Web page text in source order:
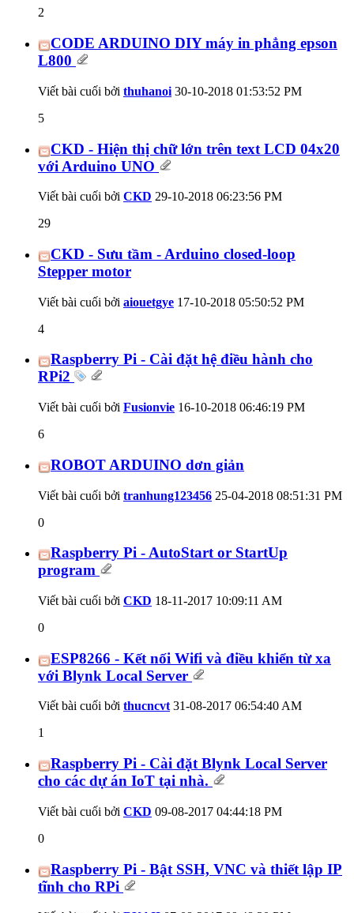
2
CODE ARDUINO DIY máy in phẳng epson
L800
Viết bài cuối bởi thuhanoi 30-10-2018 01:53:52 PM
5
CKD - Hiện thị chữ lớn trên text LCD 04x20
với Arduino UNO
Viết bài cuối bởi CKD 29-10-2018 06:23:56 PM
29
CKD - Sưu tầm - Arduino closed-loop
Stepper motor
Viết bài cuối bởi aiouetgye 17-10-2018 05:50:52 PM
4
Raspberry Pi - Cài đặt hệ điều hành cho
RPi2
Viết bài cuối bởi Fusionvie 16-10-2018 06:46:19 PM
6
ROBOT ARDUINO dơn giản
Viết bài cuối bởi tranhung123456 25-04-2018 08:51:31 PM
0
Raspberry Pi - AutoStart or StartUp
program
Viết bài cuối bởi CKD 18-11-2017 10:09:11 AM
0
ESP8266 - Kết nối Wifi và điều khiển từ xa
với Blynk Local Server
Viết bài cuối bởi thucncvt31-08-2017 06:54:40 AM
1
Raspberry Pi - Cài đặt Blynk Local Server
cho các dự án IoT tại nhà.
Viết bài cuối bởi CKD 09-08-2017 04:44:18 PM
0
Raspberry Pi - Bật SSH, VNC và thiết lập IP
tĩnh cho RPi